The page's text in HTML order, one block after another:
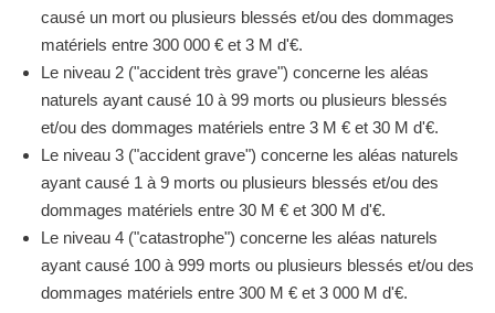
causé un mort ou plusieurs blessés et/ou des dommages
matériels entre 300 000 € et 3 M d'€.
Le niveau 2 ("accident très grave") concerne les aléas
naturels ayant causé 10 à 99 morts ou plusieurs blessés
et/ou des dommages matériels entre 3 M € et 30 M d'€.
Le niveau 3 ("accident grave") concerne les aléas naturels
ayant causé 1 à 9 morts ou plusieurs blessés et/ou des
dommages matériels entre 30 M € et 300 M d'€.
Le niveau 4 ("catastrophe") concerne les aléas naturels
ayant causé 100 à 999 morts ou plusieurs blessés et/ou des
dommages matériels entre 300 M € et 3 000 M d'€.